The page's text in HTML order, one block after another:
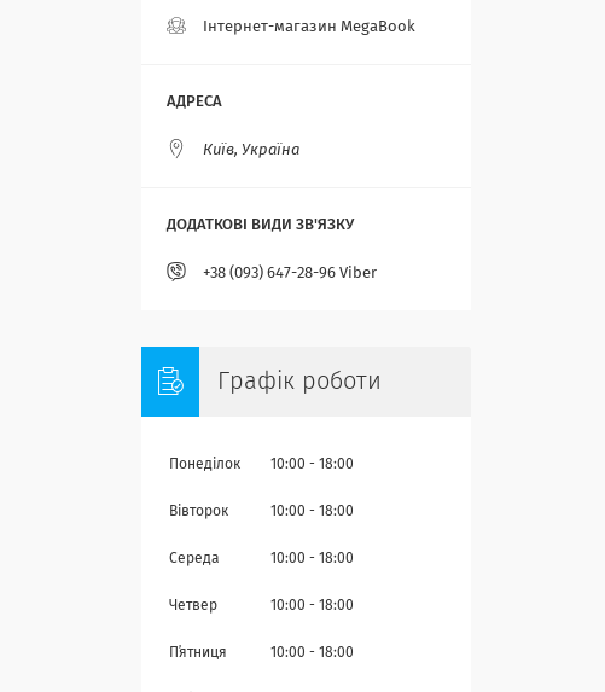
Інтернет-магазин MegaBook
Київ, Україна
+38 (093) 647-28-96 Viber
Графік роботи
Понеділок 10:00 18:00
Вівторок 10:00 18:00
Середа 10:00 18:00
Четвер 10:00 18:00
Пʼятниця 10:00 18:00